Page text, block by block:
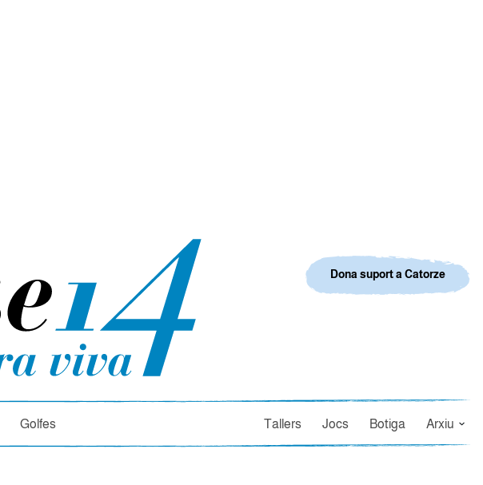
Golfes Tallers Jocs Botiga Arxiu
Dona suport a Catorze